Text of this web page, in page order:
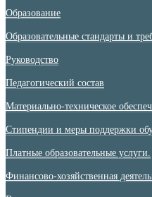
Образование
Образовательные стандарты и
Руководство
Педагогический состав
Материально-техническое
Стипендии и меры поддержки
Платные образовательные услуги.
Финансово-хозяйственная